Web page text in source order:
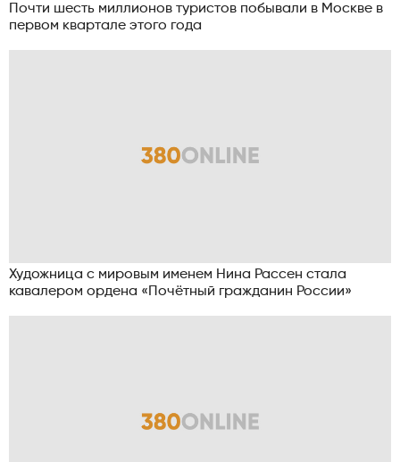
Почти шесть миллионов туристов побывали в Москве в
первом квартале этого года
Художница с мировым именем Нина Рассен стала
кавалером ордена «Почётный гражданин России»